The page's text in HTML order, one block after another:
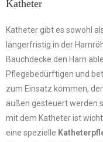
Katheter
Katheter gibt es sowohl
längerfristig in der
Bauchdecke den Harn
Pflegebedürftigen und
zum Einsatz kommen,
außen gesteuert werden
mit dem Katheter ist
eine spezielle